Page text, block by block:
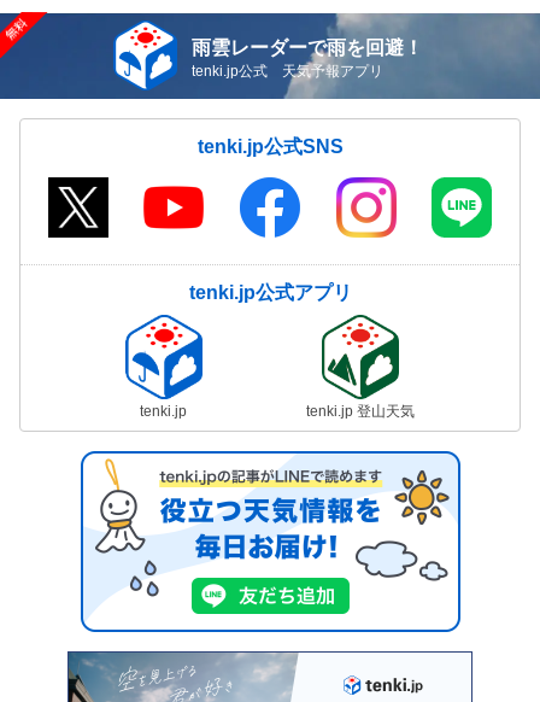
雨雲レーダーで雨を回避！
tenki.jp公式 天気予報アプリ
tenki.jp公式SNS
tenki.jp公式アプリ
tenki.jp tenki.jp 登山天気